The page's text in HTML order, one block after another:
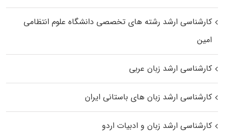
کارشناسی ارشد رﺷﺘﻪ ﻫﺎی تخصصی داﻧﺸﮕﺎه ﻋﻠﻮم انتظامی
اﻣﻴﻦ
کارشناسی ارشد زبان عربی
کارشناسی ارشد زبان‌ های باستانی ایران
کارشناسی ارشد زبان و ادبیات اردو